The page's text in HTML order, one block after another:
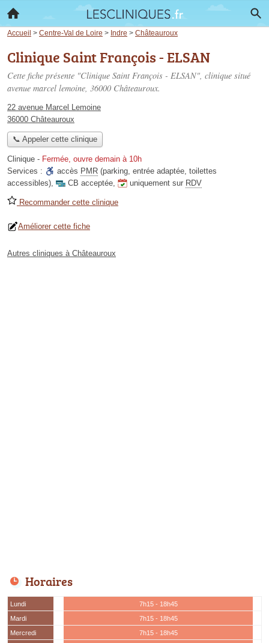
Accueil > Centre-Val de Loire > Indre > Châteauroux
Clinique Saint François - ELSAN
Cette fiche présente "Clinique Saint François - ELSAN", clinique situé
avenue marcel lemoine, 36000 Châteauroux.
22 avenue Marcel Lemoine
36000 Châteauroux
📞 Appeler cette clinique
Clinique - Fermée, ouvre demain à 10h
Services :
accès PMR (parking, entrée adaptée, toilettes
accessibles), CB acceptée, uniquement sur RDV
Recommander cette clinique
Améliorer cette fiche
Autres cliniques à Châteauroux
Horaires
Lundi
7h15 - 18h45
Mardi
7h15 - 18h45
Mercredi
7h15 - 18h45